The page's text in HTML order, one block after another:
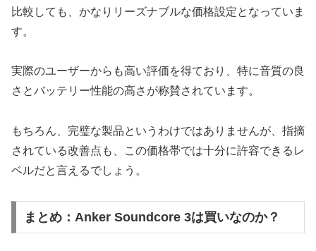
比較しても、かなりリーズナブルな価格設定となっていま
す。
実際のユーザーからも高い評価を得ており、特に音質の良
さとバッテリー性能の高さが称賛されています。
もちろん、完璧な製品というわけではありませんが、指摘
されている改善点も、この価格帯では十分に許容できるレ
ベルだと言えるでしょう。
まとめ：Anker Soundcore 3は買いなのか？